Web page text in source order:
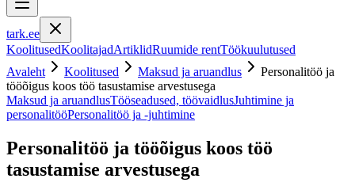
tark.ee
KoolitusedKoolitajadArtiklidRuumide rentTöökuulutused
Avaleht
Koolitused Maksud ja aruandlus
Personalitöö ja
tööõigus koos töö tasustamise arvestusega
Maksud ja aruandlusTööseadused, töövaidlusJuhtimine ja
personalitööPersonalitöö ja -juhtimine
Personalitöö ja tööõigus koos töö
tasustamise arvestusega